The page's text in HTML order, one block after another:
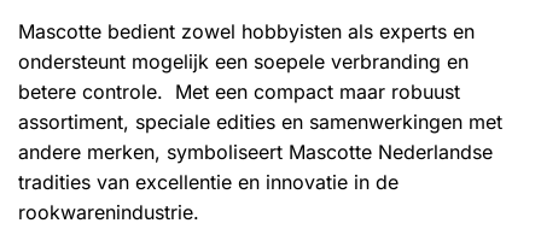
Mascotte bedient zowel hobbyisten als experts en
ondersteunt mogelijk een soepele verbranding en
betere controle. Met een compact maar robuust
assortiment, speciale edities en samenwerkingen met
andere merken, symboliseert Mascotte Nederlandse
tradities van excellentie en innovatie in de
rookwarenindustrie.